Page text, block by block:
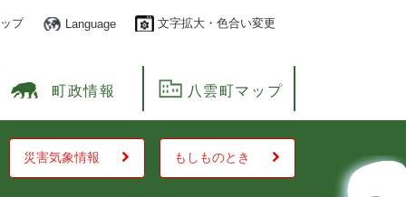
プ Language 文字拡大・色合い変更
町政情報 八雲町マップ
災害気象情報 もしものとき